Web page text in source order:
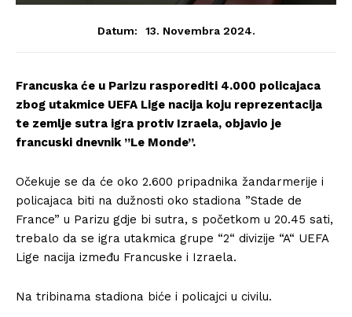
Datum: 13. Novembra 2024.
Francuska će u Parizu rasporediti 4.000 policajaca
zbog utakmice UEFA Lige nacija koju reprezentacija
te zemlje sutra igra protiv Izraela, objavio je
francuski dnevnik ”Le Monde”.
Očekuje se da će oko 2.600 pripadnika žandarmerije i
policajaca biti na dužnosti oko stadiona ”Stade de
France” u Parizu gdje bi sutra, s početkom u 20.45 sati,
trebalo da se igra utakmica grupe “2“ divizije “A“ UEFA
Lige nacija između Francuske i Izraela.
Na tribinama stadiona biće i policajci u civilu.